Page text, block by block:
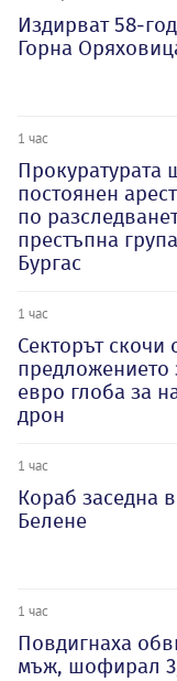
Издирват 58-
Горна
1 час
Прокуратурата
постоянен
по
престъпна
Бургас
1 час
Секторът скочи
предложението
евро глоба за
дрон
1 час
Кораб заседна
Белене
1 час
Повдигнаха
мъж, шофирал